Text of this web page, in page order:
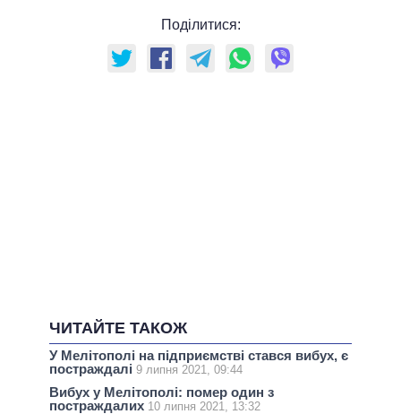
Поділитися:
ЧИТАЙТЕ ТАКОЖ
У Мелітополі на підприємстві стався вибух, є
постраждалі 9 липня 2021, 09:44
Вибух у Мелітополі: помер один з
постраждалих 10 липня 2021, 13:32